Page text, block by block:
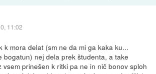
11:02
k mora delat (sm ne da mi ga kaka ku...
bogatun) nej dela prek študenta, a take
vsem prinešen k ritki pa ne in nič bonov sploh